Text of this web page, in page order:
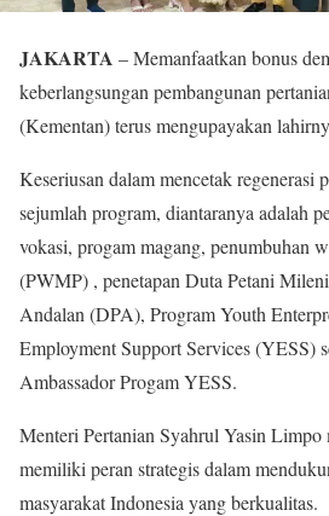
JAKARTA – Memanfaatkan bonus
keberlangsungan pembangunan
(Kementan) terus mengupayakan
Keseriusan dalam mencetak regenerasi
sejumlah program, diantaranya adalah
vokasi, progam magang, penumbuhan
(PWMP) , penetapan Duta Petani
Andalan (DPA), Program Youth
Employment Support Services (YESS)
Ambassador Progam YESS.
Menteri Pertanian Syahrul Yasin Limpo
memiliki peran strategis dalam
masyarakat Indonesia yang berkualitas.